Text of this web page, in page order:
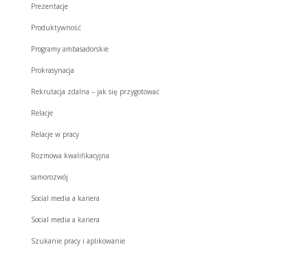
Prezentacje
Produktywność
Programy ambasadorskie
Prokrasynacja
Rekrutacja zdalna – jak się przygotować
Relacje
Relacje w pracy
Rozmowa kwalifikacyjna
samorozwój
Social media a kariera
Social media a kariera
Szukanie pracy i aplikowanie